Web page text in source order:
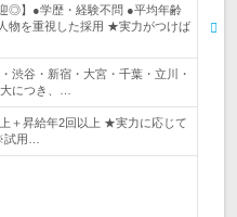
◎】●学歴・経験不問 ●平均年齢
物を重視した採用 ★実力がつけば
渋谷・新宿・大宮・千葉・立川・
につき、…
＋昇給年2回以上 ★実力に応じて
試用…